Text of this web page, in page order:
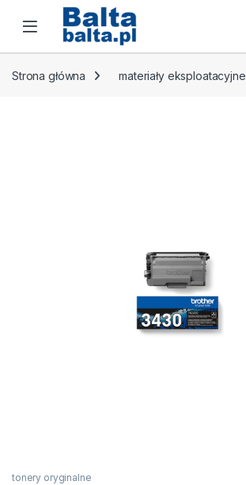
Skip to navigation
Skip to content
Open
Strona główna materiały eksploatacyjne
tonery oryginalne